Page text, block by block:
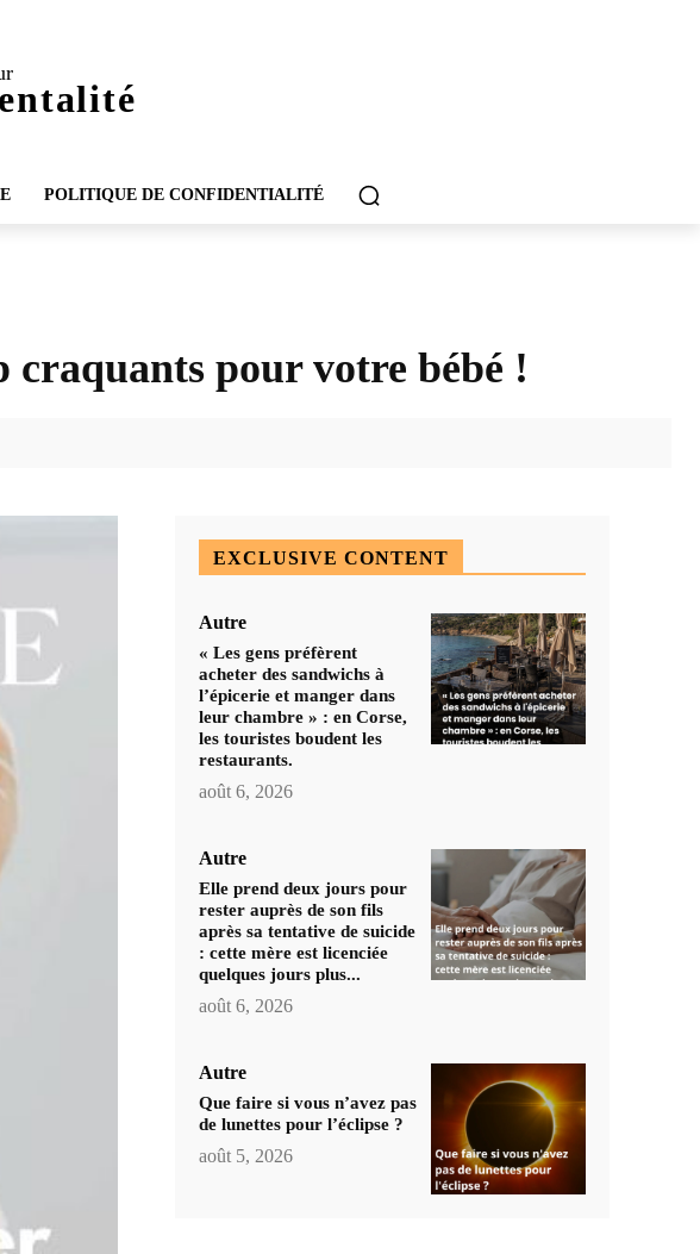
POLITIQUE DE CONFIDENTIALITÉ
craquants pour votre bébé !
EXCLUSIVE CONTENT
Autre
« Les gens préfèrent
acheter des sandwichs à
l’épicerie et manger dans
leur chambre » : en Corse,
les touristes boudent les
restaurants.
août 6, 2026
Autre
Elle prend deux jours pour
rester auprès de son fils
après sa tentative de suicide
: cette mère est licenciée
quelques jours plus...
août 6, 2026
Autre
Que faire si vous n’avez pas
de lunettes pour l’éclipse ?
août 5, 2026